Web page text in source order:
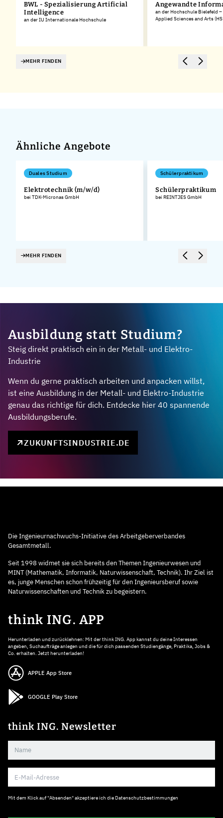
BWL - Spezialisierung Artificial
Intelligence
an der IU Internationale Hochschule
Angewandte
an der Hochschule Bielefeld
Applied Sciences and Arts
MEHR FINDEN
Ähnliche Angebote
Duales Studium
Elektrotechnik (m/w/d)
bei TDK-Micronas GmbH
Schülerpraktikum
Schülerpraktikum
bei REINTJES GmbH
MEHR FINDEN
Ausbildung statt Studium?
Steig direkt praktisch ein in der Metall- und Elektro-
Industrie
Wenn du gerne praktisch arbeiten und anpacken willst,
ist eine Ausbildung in der Metall- und Elektro-Industrie
genau das richtige für dich. Entdecke hier 40 spannende
Ausbildungsberufe.
ZUKUNFTSINDUSTRIE.DE
Die Ingenieurnachwuchs-Initiative des Arbeitgeberverbandes
Gesamtmetall.
Seit 1998 widmet sie sich bereits den Themen Ingenieurwesen und
MINT (Mathematik, Informatik, Naturwissenschaft, Technik). Ihr Ziel ist
es, junge Menschen schon frühzeitig für den Ingenieursberuf sowie
Naturwissenschaften und Technik zu begeistern.
think ING. APP
Herunterladen und zurücklehnen: Mit der think ING. App kannst du deine Interessen
angeben, Suchaufträge anlegen und die für dich passenden Studiengänge, Praktika, Jobs &
Co. erhalten. Jetzt herunterladen!
APPLE App Store
GOOGLE Play Store
think ING. Newsletter
Mit dem Klick auf "Absenden" akzeptiere ich die Datenschutzbestimmungen